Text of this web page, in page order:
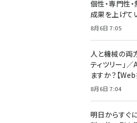
個性・専門性
成果を上げて
8月6日 7:05
人と機械の両
ティツリー」
ますか？【
8月6日 7:04
明日からすぐ